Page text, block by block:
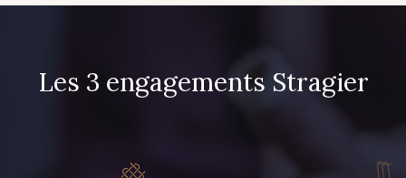
Les 3 engagements Stragier